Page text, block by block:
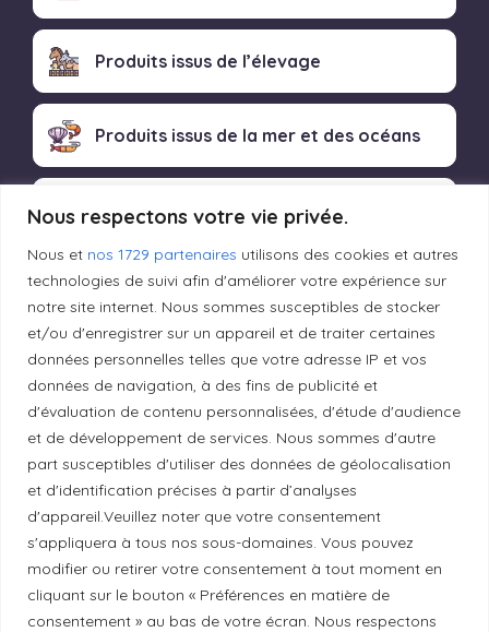
Nous respectons votre vie privée.
Nous et nos 1729 partenaires utilisons des cookies et autres
technologies de suivi afin d'améliorer votre expérience sur
notre site internet. Nous sommes susceptibles de stocker
et/ou d'enregistrer sur un appareil et de traiter certaines
données personnelles telles que votre adresse IP et vos
données de navigation, à des fins de publicité et
d'évaluation de contenu personnalisées, d'étude d'audience
et de développement de services. Nous sommes d'autre
part susceptibles d'utiliser des données de géolocalisation
et d'identification précises à partir d’analyses
d'appareil.Veuillez noter que votre consentement
s'appliquera à tous nos sous-domaines. Vous pouvez
modifier ou retirer votre consentement à tout moment en
cliquant sur le bouton « Préférences en matière de
consentement » au bas de votre écran. Nous respectons
Produits issus de l’élevage
Produits issus de la mer et des océans
Produits transformés artisanaux
Liens utiles
Mentions légales
Politique de confidentialité
Principes de publication
Politique de correction